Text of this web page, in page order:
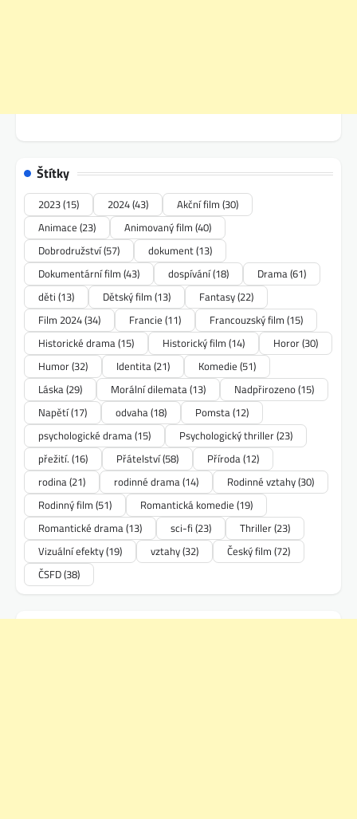
Štítky
2023(15) 2024(43) Akční film (30)
Animace (23) Animovaný film (40)
Dobrodružství(57) dokument(13)
Dokumentární film (43) dospívání(18) Drama(61)
děti (13) Dětský film (13) Fantasy(22)
Film 2024(34) Francie (11) Francouzský film (15)
Historické drama(15) Historický film (14) Horor(30)
Humor(32) Identita(21) Komedie (51)
Láska(29) Morální dilemata(13) Nadpřirozeno(15)
Napětí(17) odvaha(18) Pomsta(12)
psychologické drama(15) Psychologický thriller(23)
přežití. (16) Přátelství(58) Příroda(12)
rodina(21) rodinné drama(14) Rodinné vztahy(30)
Rodinný film (51) Romantická komedie (19)
Romantické drama(13) sci-fi (23) Thriller(23)
Vizuální efekty(19) vztahy(32) Český film (72)
ČSFD(38)